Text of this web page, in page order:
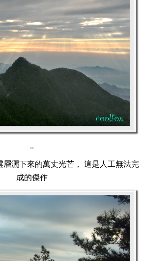
..
層灑下來的萬丈光芒， 這是人工無法完
成的傑作